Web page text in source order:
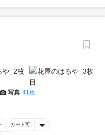
写真 41枚
カード可